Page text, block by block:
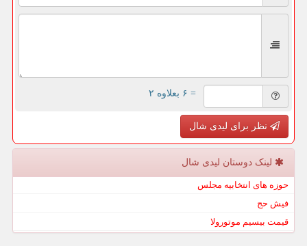
= ۶ بعلاوه ۲
نظر برای لیدی شال
لینک دوستان لیدی شال
حوزه های انتخابیه مجلس
فیش حج
قیمت بیسیم موتورولا